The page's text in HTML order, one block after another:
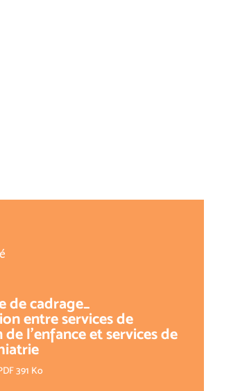
de cadrage_
entre services de
l'enfance et services de
391 Ko